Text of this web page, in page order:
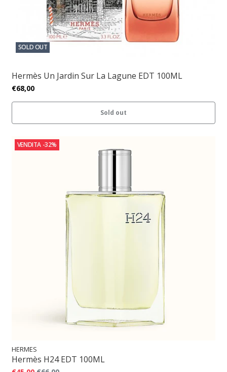
SOLD OUT
Hermès Un Jardin Sur La Lagune EDT 100ML
€68,00
Sold out
VENDITA -32%
HERMES
Hermès H24 EDT 100ML